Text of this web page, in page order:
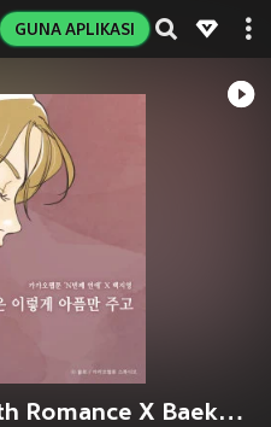
GUNA APLIKASI
Our love was pain (Nth Romance X Baek Z Young)